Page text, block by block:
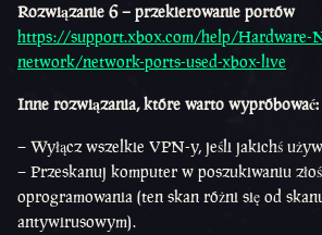
Rozwiązanie 6 – przekierowanie portów
https://support.xbox.com/help/Hardware-
network/network-ports-used-xbox-live
Inne rozwiązania, które warto wypróbować:
– Wyłącz wszelkie VPN-y, jeśli jakichś
– Przeskanuj komputer w poszukiwaniu
oprogramowania (ten skan różni się od
antywirusowym).